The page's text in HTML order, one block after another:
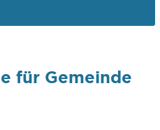
für Gemeinde